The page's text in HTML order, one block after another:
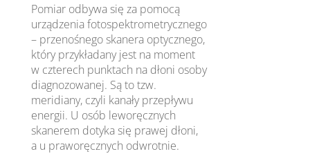
Pomiar odbywa się za pomocą
urządzenia fotospektrometrycznego
– przenośnego skanera optycznego,
który przykładany jest na moment
w czterech punktach na dłoni osoby
diagnozowanej. Są to tzw.
meridiany, czyli kanały przepływu
energii. U osób leworęcznych
skanerem dotyka się prawej dłoni,
a u praworęcznych odwrotnie.